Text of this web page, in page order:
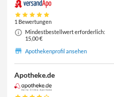
1 Bewertungen
Mindestbestellwert erforderlich:
15,00 €
Apothekenprofil ansehen
Apotheke.de